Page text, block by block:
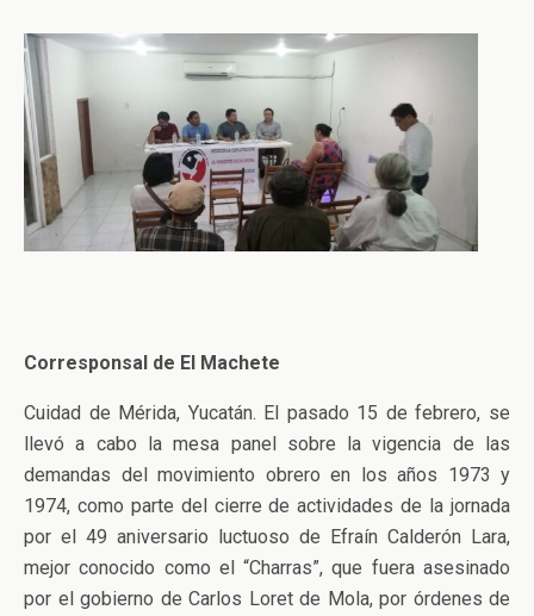
Corresponsal de El Machete
Cuidad de Mérida, Yucatán. El pasado 15 de febrero, se
llevó a cabo la mesa panel sobre la vigencia de las
demandas del movimiento obrero en los años 1973 y
1974, como parte del cierre de actividades de la jornada
por el 49 aniversario luctuoso de Efraín Calderón Lara,
mejor conocido como el “Charras”, que fuera asesinado
por el gobierno de Carlos Loret de Mola, por órdenes de